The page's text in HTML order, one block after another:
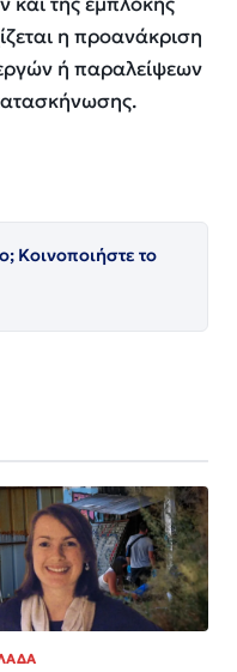
η προανάκριση
ή παραλείψεων
Κοινοποιήστε το